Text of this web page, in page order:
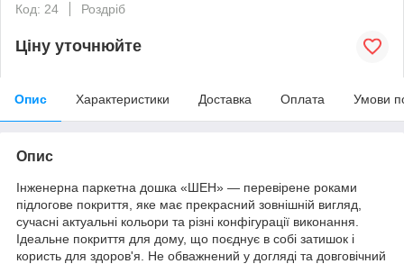
Код: 24
Роздріб
Ціну уточнюйте
Опис Характеристики Доставка Оплата Умови
Опис
Інженерна паркетна дошка «ШЕН» — перевірене роками
підлогове покриття, яке має прекрасний зовнішній вигляд,
сучасні актуальні кольори та різні конфігурації виконання.
Ідеальне покриття для дому, що поєднує в собі затишок і
користь для здоров'я. Не обважнений у догляді та довговічний